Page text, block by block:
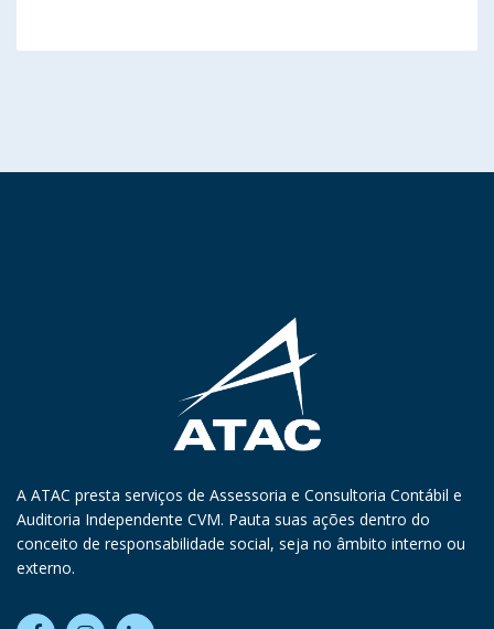
A ATAC presta serviços de Assessoria e Consultoria Contábil e
Auditoria Independente CVM. Pauta suas ações dentro do
conceito de responsabilidade social, seja no âmbito interno ou
externo.